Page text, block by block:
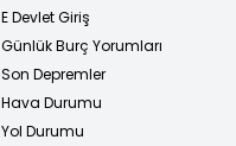
E Devlet Giriş
Günlük Burç Yorumları
Son Depremler
Hava Durumu
Yol Durumu